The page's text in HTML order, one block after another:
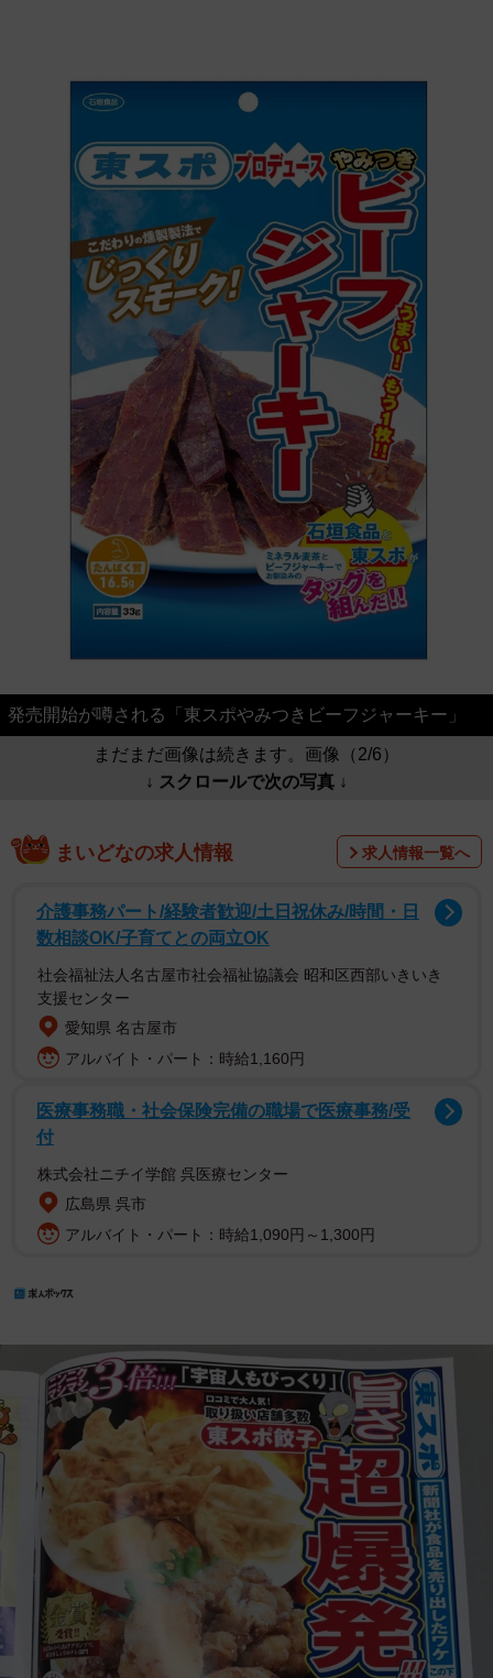
発売開始が噂される「東スポやみつきビーフジャーキー」
まだまだ画像は続きます。画像（2/6）
↓ スクロールで次の写真 ↓
まいどなの求人情報 求人情報一覧へ
介護事務パート/経験者歓迎/土日祝休み/時間・日
数相談OK/子育てとの両立OK
社会福祉法人名古屋市社会福祉協議会 昭和区西部いきいき
支援センター
愛知県 名古屋市
アルバイト・パート：時給1,160円
医療事務職・社会保険完備の職場で医療事務/受
付
株式会社ニチイ学館 呉医療センター
広島県 呉市
アルバイト・パート：時給1,090円～1,300円